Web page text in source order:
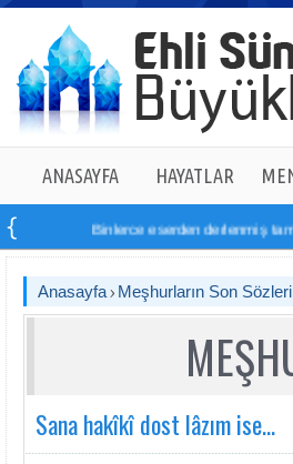
ANASAYFA HAYATLAR
Binlerce eserden derlenmiş tam 14
Anasayfa Meşhurların Son Sözleri
Sana hakîkî dost lâzım ise...